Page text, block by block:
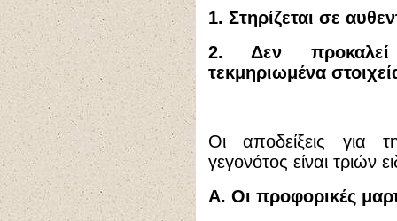
1. Στηρίζεται σε
2. Δεν προκαλεί
τεκμηριωμένα
Οι αποδείξεις για
γεγονότος είναι τριών
Α. Οι προφορικές